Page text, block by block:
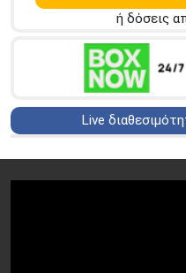
ή δόσεις
Live